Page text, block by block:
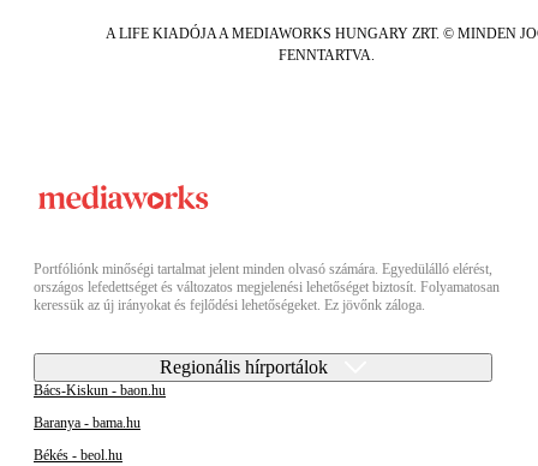
A LIFE KIADÓJA A MEDIAWORKS HUNGARY ZRT. © MINDEN
FENNTARTVA.
Portfóliónk minőségi tartalmat jelent minden olvasó számára. Egyedülálló elérést,
országos lefedettséget és változatos megjelenési lehetőséget biztosít. Folyamatosan
keressük az új irányokat és fejlődési lehetőségeket. Ez jövőnk záloga.
Regionális hírportálok
Bács-Kiskun - baon.hu
Baranya - bama.hu
Békés - beol.hu